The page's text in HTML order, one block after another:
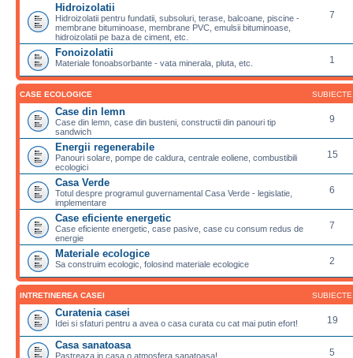
Hidroizolatii
Hidroizolatii pentru fundatii, subsoluri, terase, balcoane, piscine -
membrane bituminoase, membrane PVC, emulsii bituminoase,
hidroizolatii pe baza de ciment, etc.
7
Fonoizolatii
Materiale fonoabsorbante - vata minerala, pluta, etc. 1
CASE ECOLOGICE SUBIECTE
Case din lemn
Case din lemn, case din busteni, constructii din panouri tip
sandwich
9
Energii regenerabile
Panouri solare, pompe de caldura, centrale eoliene, combustibili
ecologici
15
Casa Verde
Totul despre programul guvernamental Casa Verde - legislatie,
implementare
6
Case eficiente energetic
Case eficiente energetic, case pasive, case cu consum redus de
energie
7
Materiale ecologice
Sa construim ecologic, folosind materiale ecologice 2
INTRETINEREA CASEI SUBIECTE
Curatenia casei
Idei si sfaturi pentru a avea o casa curata cu cat mai putin efort! 19
Casa sanatoasa
Pastreaza in casa o atmosfera sanatoasa! 5